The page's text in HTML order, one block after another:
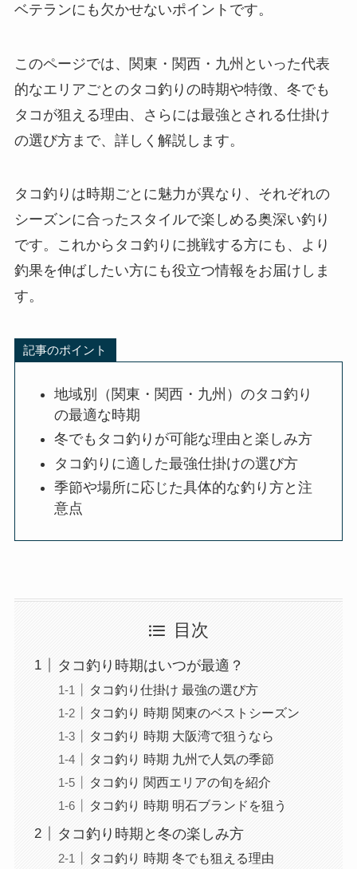
ベテランにも欠かせないポイントです。
このページでは、関東・関西・九州といった代表
的なエリアごとのタコ釣りの時期や特徴、冬でも
タコが狙える理由、さらには最強とされる仕掛け
の選び方まで、詳しく解説します。
タコ釣りは時期ごとに魅力が異なり、それぞれの
シーズンに合ったスタイルで楽しめる奥深い釣り
です。これからタコ釣りに挑戦する方にも、より
釣果を伸ばしたい方にも役立つ情報をお届けしま
す。
記事のポイント
地域別（関東・関西・九州）のタコ釣り
の最適な時期
冬でもタコ釣りが可能な理由と楽しみ方
タコ釣りに適した最強仕掛けの選び方
季節や場所に応じた具体的な釣り方と注
意点
目次
タコ釣り時期はいつが最適？
タコ釣り仕掛け 最強の選び方
タコ釣り 時期 関東のベストシーズン
タコ釣り 時期 大阪湾で狙うなら
タコ釣り 時期 九州で人気の季節
タコ釣り 関西エリアの旬を紹介
タコ釣り 時期 明石ブランドを狙う
タコ釣り時期と冬の楽しみ方
タコ釣り 時期 冬でも狙える理由